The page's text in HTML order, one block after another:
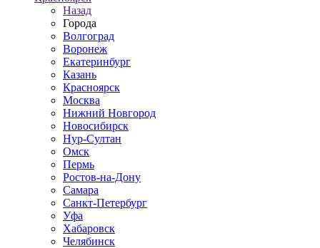
Назад
Города
Волгоград
Воронеж
Екатеринбург
Казань
Красноярск
Москва
Нижний Новгород
Новосибирск
Нур-Султан
Омск
Пермь
Ростов-на-Дону
Самара
Санкт-Петербург
Уфа
Хабаровск
Челябинск